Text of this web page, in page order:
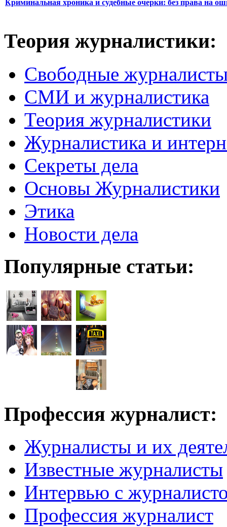
Криминальная хроника и судебные очерки: без права на
Теория журналистики:
Свободные
СМИ и журналистика
Теория журналистики
Журналистика и
Секреты дела
Основы Журналистики
Этика
Новости дела
Популярные статьи:
Профессия журналист:
Журналисты и их
Известные журналисты
Интервью с
Профессия журналист